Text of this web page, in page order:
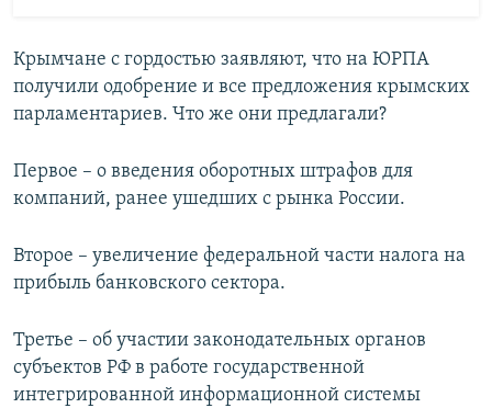
Крымчане с гордостью заявляют, что на ЮРПА
получили одобрение и все предложения крымских
парламентариев. Что же они предлагали?
Первое – о введения оборотных штрафов для
компаний, ранее ушедших с рынка России.
Второе – увеличение федеральной части налога на
прибыль банковского сектора.
Третье – об участии законодательных органов
субъектов РФ в работе государственной
интегрированной информационной системы